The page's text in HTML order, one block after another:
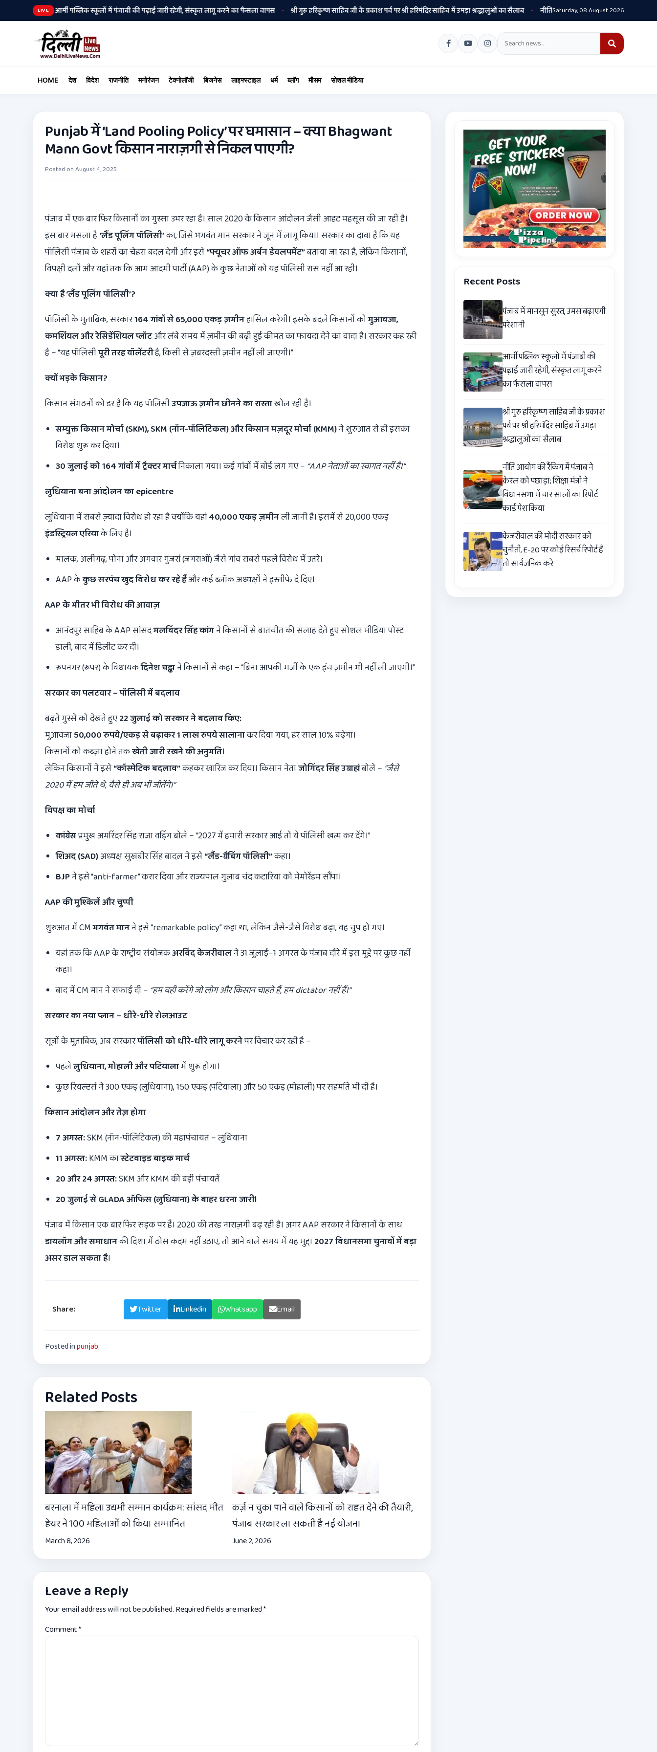
LIVE
आर्मी पब्लिक स्कूलों में पंजाबी की पढ़ाई जारी रहेगी, संस्कृत लागू करने का फैसला वापस • श्री गुरु हरिकृष्ण साहिब जी के प्रकाश पर्व पर श्री हरिमंदिर साहिब में उमड़ा श्रद्धालुओं का सैलाब • नीति आयोग की रैंकिंग में पंजाब ने केरल को पछाड़ा;
Saturday, 08 August 2026
HOME देश विदेश राजनीति मनोरंजन टेक्नोलॉजी बिजनेस लाइफ्स्टाइल धर्म ब्लॉग मौसम सोशल मीडिया
Punjab में ‘Land Pooling Policy’ पर घमासान – क्या Bhagwant
Mann Govt किसान नाराज़गी से निकल पाएगी?
Posted onAugust 4, 2025
पंजाब में एक बार फिर किसानों का गुस्सा उभर रहा है। साल 2020 के किसान आंदोलन जैसी आहट महसूस की जा रही है।
इस बार मसला है‘लैंड पूलिंग पॉलिसी’का, जिसे भगवंत मान सरकार ने जून में लागू किया। सरकार का दावा है कि यह
पॉलिसी पंजाब के शहरों का चेहरा बदल देगी और इसे“फ्यूचर ऑफ अर्बन डेवलपमेंट”बताया जा रहा है, लेकिन किसानों,
विपक्षी दलों और यहां तक कि आम आदमी पार्टी (AAP) के कुछ नेताओं को यह पॉलिसी रास नहीं आ रही।
क्या है ‘लैंड पूलिंग पॉलिसी’?
पॉलिसी के मुताबिक, सरकार164गांवों से65,000एकड़ ज़मीनहासिल करेगी। इसके बदले किसानों कोमुआवजा,
कमर्शियल और रेसिडेंशियल प्लॉटऔर लंबे समय में ज़मीन की बढ़ी हुई कीमत का फायदा देने का वादा है। सरकार कह रही
है – “यह पॉलिसीपूरी तरह वॉलेंटरीहै, किसी से ज़बरदस्ती ज़मीन नहीं ली जाएगी।”
क्यों भड़के किसान?
किसान संगठनों को डर है कि यह पॉलिसीउपजाऊ ज़मीन छीनने का रास्ताखोल रही है।
सम्युक्त किसान मोर्चा (SKM), SKM (नॉन-पॉलिटिकल) और किसान मज़दूर मोर्चा (KMM)ने शुरुआत से ही इसका
विरोध शुरू कर दिया।
30जुलाई को164गांवों में ट्रैक्टर मार्चनिकाला गया। कई गांवों में बोर्ड लग गए – “AAPनेताओं का स्वागत नहीं है।”
लुधियाना बना आंदोलन काepicentre
लुधियाना में सबसे ज़्यादा विरोध हो रहा है क्योंकि यहां40,000एकड़ ज़मीनली जानी है। इसमें से 20,000 एकड़
इंडस्ट्रियल एरियाके लिए है।
मालक, अलीगढ़, पोना और अगवार गुजरां (जगराओं) जैसे गांव सबसे पहले विरोध में उतरे।
AAP केकुछ सरपंच खुद विरोध कर रहे हैंऔर कई ब्लॉक अध्यक्षों ने इस्तीफे दे दिए।
AAPके भीतर भी विरोध की आवाज़
आनंदपुर साहिब के AAP सांसदमलविंदर सिंह कांगने किसानों से बातचीत की सलाह देते हुए सोशल मीडिया पोस्ट
डाली, बाद में डिलीट कर दी।
रूपनगर (रूपर) के विधायकदिनेश चड्ढाने किसानों से कहा – “बिना आपकी मर्जी के एक इंच ज़मीन भी नहीं ली जाएगी।”
सरकार का पलटवार – पॉलिसी में बदलाव
बढ़ते गुस्से को देखते हुए22जुलाई को सरकार ने बदलाव किए:
मुआवजा50,000रुपये/एकड़ से बढ़ाकर1लाख रुपये सालानाकर दिया गया, हर साल 10% बढ़ेगा।
किसानों को कब्ज़ा होने तकखेती जारी रखने की अनुमति।
लेकिन किसानों ने इसे“कॉस्मेटिक बदलाव”कहकर खारिज कर दिया। किसान नेताजोगिंदर सिंह उग्राहांबोले – “जैसे
2020में हम जीते थे, वैसे ही अब भी जीतेंगे।”
विपक्ष का मोर्चा
कांग्रेसप्रमुख अमरिंदर सिंह राजा वड़िंग बोले – “2027 में हमारी सरकार आई तो ये पॉलिसी खत्म कर देंगे।”
शिअद (SAD)अध्यक्ष सुखबीर सिंह बादल ने इसे“लैंड-ग्रैबिंग पॉलिसी”कहा।
BJPने इसे “anti-farmer” करार दिया और राज्यपाल गुलाब चंद कटारिया को मेमोरेंडम सौंपा।
AAPकी मुश्किलें और चुप्पी
शुरुआत में CMभगवंत मानने इसे “remarkable policy” कहा था, लेकिन जैसे-जैसे विरोध बढ़ा, वह चुप हो गए।
यहां तक कि AAP के राष्ट्रीय संयोजकअरविंद केजरीवालने 31 जुलाई–1 अगस्त के पंजाब दौरे में इस मुद्दे पर कुछ नहीं
कहा।
बाद में CM मान ने सफाई दी – “हम वही करेंगे जो लोग और किसान चाहते हैं,हमdictatorनहीं हैं।”
सरकार का नया प्लान – धीरे-धीरे रोलआउट
सूत्रों के मुताबिक, अब सरकारपॉलिसी को धीरे-धीरे लागू करनेपर विचार कर रही है –
पहलेलुधियाना,मोहाली और पटियालामें शुरू होगा।
कुछ रियल्टर्स ने 300 एकड़ (लुधियाना), 150 एकड़ (पटियाला) और 50 एकड़ (मोहाली) पर सहमति भी दी है।
किसान आंदोलन और तेज़ होगा
7अगस्त:SKM (नॉन-पॉलिटिकल) की महापंचायत – लुधियाना
11अगस्त:KMM कास्टेटवाइड बाइक मार्च
20और24अगस्त:SKM और KMM की बड़ी पंचायतें
20जुलाई सेGLADAऑफिस (लुधियाना) के बाहर धरना जारी।
पंजाब में किसान एक बार फिर सड़क पर हैं। 2020 की तरह नाराज़गी बढ़ रही है। अगर AAP सरकार ने किसानों के साथ
डायलॉग और समाधानकी दिशा में ठोस कदम नहीं उठाए, तो आने वाले समय में यह मुद्दा2027विधानसभा चुनावों में बड़ा
असर डाल सकता है।
Share: Twitter Linkedin Whatsapp Email
Posted inpunjab
Related Posts
बरनाला में महिला उद्यमी सम्मान कार्यक्रम: सांसद मीत
हेयर ने 100 महिलाओं को किया सम्मानित
March 8, 2026
कर्ज़ न चुका पाने वाले किसानों को राहत देने की तैयारी,
पंजाब सरकार ला सकती है नई योजना
June 2, 2026
Leave a Reply
Your email address will not be published. Required fields are marked*
Comment*
Recent Posts
पंजाब में मानसून सुस्त, उमस बढ़ाएगी
परेशानी
आर्मी पब्लिक स्कूलों में पंजाबी की
पढ़ाई जारी रहेगी, संस्कृत लागू करने
का फैसला वापस
श्री गुरु हरिकृष्ण साहिब जी के प्रकाश
पर्व पर श्री हरिमंदिर साहिब में उमड़ा
श्रद्धालुओं का सैलाब
नीति आयोग की रैंकिंग में पंजाब ने
केरल को पछाड़ा; शिक्षा मंत्री ने
विधानसभा में चार सालों का रिपोर्ट
कार्ड पेश किया
केजरीवाल की मोदी सरकार को
चुनौती, E-20 पर कोई रिसर्च रिपोर्ट है
तो सार्वजनिक करे